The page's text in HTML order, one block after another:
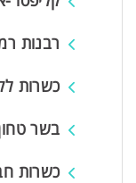
רבנות
כשרות
בשר
כשרות